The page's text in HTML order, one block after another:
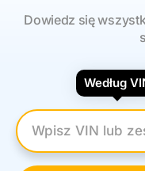
Dowiedz się
Według
Wpisz numer VIN